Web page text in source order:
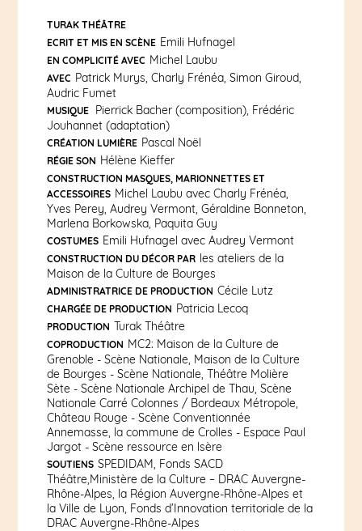
TURAK THÉÂTRE
ECRIT ET MIS EN SCÈNE Emili Hufnagel
EN COMPLICITÉ AVEC Michel Laubu
AVEC Patrick Murys, Charly Frénéa, Simon Giroud,
Audric Fumet
MUSIQUE Pierrick Bacher (composition), Frédéric
Jouhannet (adaptation)
CRÉATION LUMIÈRE Pascal Noël
RÉGIE SON Hélène Kieffer
CONSTRUCTION MASQUES, MARIONNETTES ET
ACCESSOIRES Michel Laubu avec Charly Frénéa,
Yves Perey, Audrey Vermont, Géraldine Bonneton,
Marlena Borkowska, Paquita Guy
COSTUMES Emili Hufnagel avec Audrey Vermont
CONSTRUCTION DU DÉCOR PAR les ateliers de la
Maison de la Culture de Bourges
ADMINISTRATRICE DE PRODUCTION Cécile Lutz
CHARGÉE DE PRODUCTION Patricia Lecoq
PRODUCTION Turak Théâtre
COPRODUCTION MC2: Maison de la Culture de
Grenoble - Scène Nationale, Maison de la Culture
de Bourges - Scène Nationale, Théâtre Molière
Sète - Scène Nationale Archipel de Thau, Scène
Nationale Carré Colonnes / Bordeaux Métropole,
Château Rouge - Scène Conventionnée
Annemasse, la commune de Crolles - Espace Paul
Jargot - Scène ressource en lsère
SOUTIENS SPEDIDAM, Fonds SACD
Théâtre,Ministère de la Culture – DRAC Auvergne-
Rhône-Alpes, la Région Auvergne-Rhône-Alpes et
la Ville de Lyon, Fonds d’Innovation territoriale de la
DRAC Auvergne-Rhône-Alpes